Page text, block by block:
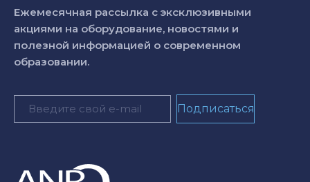
Ежемесячная рассылка с эксклюзивными
акциями на оборудование, новостями и
полезной информацией о современном
образовании.